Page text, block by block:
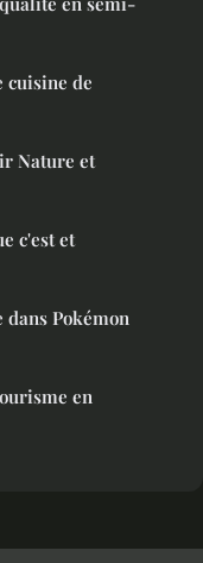
cuisine de
Nature et
c'est et
Pokémon
en